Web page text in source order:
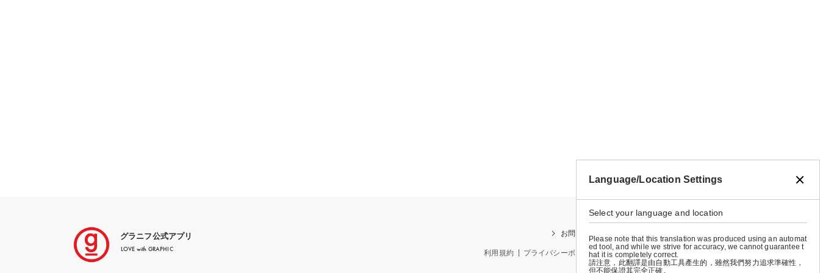
グラニフ公式アプリ
LOVE with GRAPHIC
お問い合わせ
利用規約 プライバシーポリシー 特定商取引法に基づく表示 会社概要
Language/Location Settings
Select your language and location
Please note that this translation was produced using an automat
ed tool, and while we strive for accuracy, we cannot guarantee t
hat it is completely correct.
請注意，此翻譯是由自動工具產生的，雖然我們努力追求準確性，
但不能保證其完全正確。